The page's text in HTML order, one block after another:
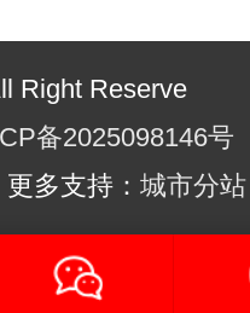
Right Reserve
备2025098146号
更多支持： 城市分站